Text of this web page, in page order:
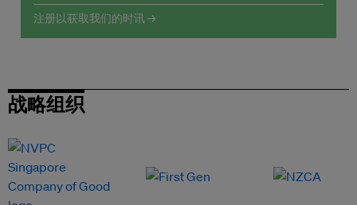
注册以获取我们的时讯 →
战略组织